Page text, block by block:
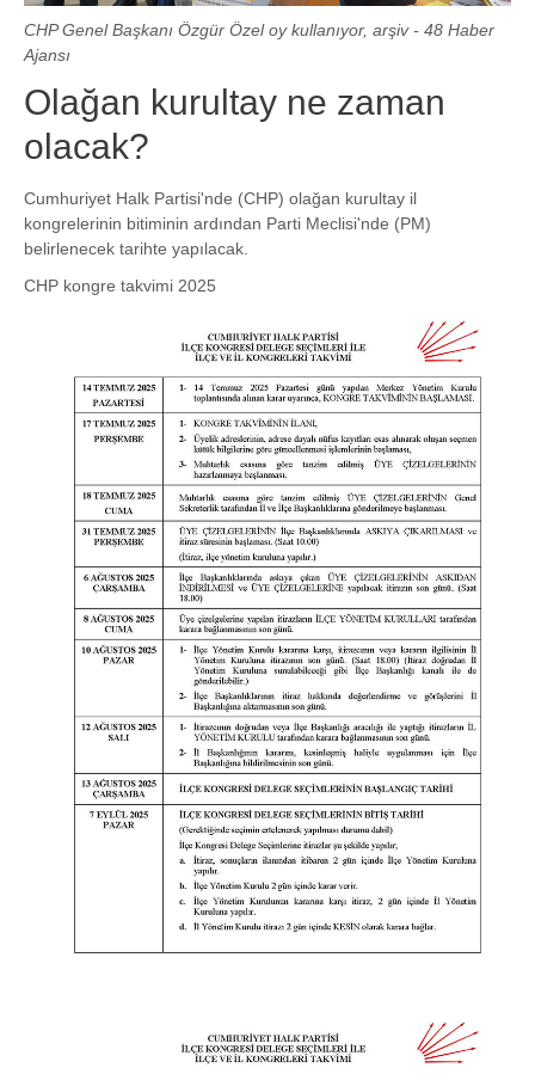
CHP Genel Başkanı Özgür Özel oy kullanıyor, arşiv - 48 Haber
Ajansı
Olağan kurultay ne zaman
olacak?
Cumhuriyet Halk Partisi'nde (CHP) olağan kurultay il
kongrelerinin bitiminin ardından Parti Meclisi'nde (PM)
belirlenecek tarihte yapılacak.
CHP kongre takvimi 2025